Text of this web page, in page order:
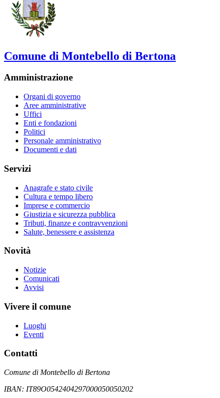
Comune di Montebello di Bertona
Amministrazione
Organi di governo
Aree amministrative
Uffici
Enti e fondazioni
Politici
Personale amministrativo
Documenti e dati
Servizi
Anagrafe e stato civile
Cultura e tempo libero
Imprese e commercio
Giustizia e sicurezza pubblica
Tributi, finanze e contravvenzioni
Salute, benessere e assistenza
Novità
Notizie
Comunicati
Avvisi
Vivere il comune
Luoghi
Eventi
Contatti
Comune di Montebello di Bertona
IBAN: IT89O0542404297000050050202